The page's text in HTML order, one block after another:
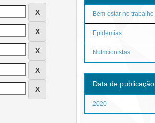
Bem-estar no trabalho
Epidemias
Nutricionistas
Data de publicação
2020